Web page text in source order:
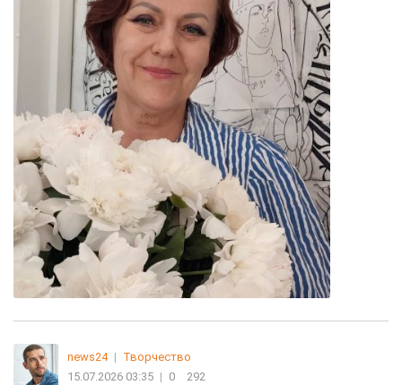
news24 | Творчество
15.07.2026 03:35 | 0 292